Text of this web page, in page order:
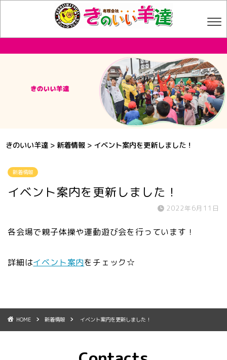
きのいい羊達 > 新着情報 > イベント案内を更新しました！
新着情報
イベント案内を更新しました！
2022年6月11日
各会場で親子体操や運動遊び会を行っています！
詳細はイベント案内をチェック☆
HOME 新着情報 イベント案内を更新しました！